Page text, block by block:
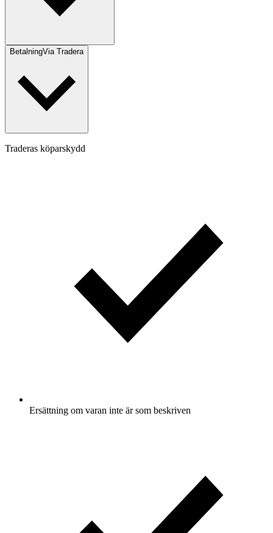
BetalningVia Tradera
Traderas köparskydd
Ersättning om varan inte är som beskriven